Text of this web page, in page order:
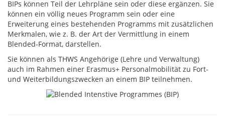
BIPs können Teil der Lehrpläne sein oder diese ergänzen. Sie
können ein völlig neues Programm sein oder eine
Erweiterung eines bestehenden Programms mit zusätzlichen
Merkmalen, wie z. B. der Art der Vermittlung in einem
Blended-Format, darstellen.
Sie können als THWS Angehörige (Lehre und Verwaltung)
auch im Rahmen einer Erasmus+ Personalmobilität zu Fort-
und Weiterbildungszwecken an einem BIP teilnehmen.